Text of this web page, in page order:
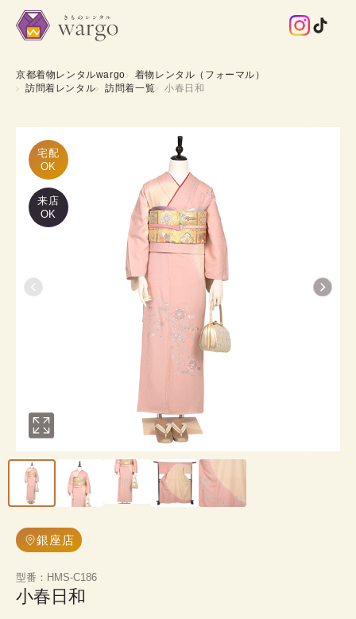
京都着物レンタルwargo
着物レンタル（フォーマル）
訪問着レンタル
訪問着一覧 小春日和
宅配
OK
来店
OK
銀座店
型番 ： HMS-C186
小春日和